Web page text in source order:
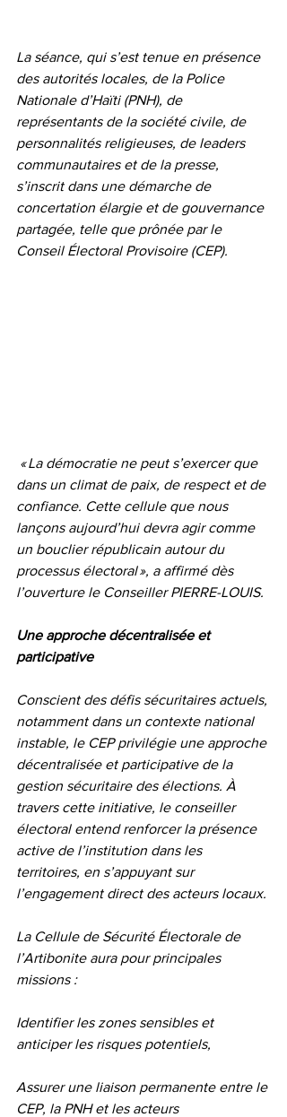
La séance, qui s’est tenue en présence
des autorités locales, de la Police
Nationale d’Haïti (PNH), de
représentants de la société civile, de
personnalités religieuses, de leaders
communautaires et de la presse,
s’inscrit dans une démarche de
concertation élargie et de gouvernance
partagée, telle que prônée par le
Conseil Électoral Provisoire (CEP).
dans un climat de paix, de respect et de
confiance. Cette cellule que nous
lançons aujourd’hui devra agir comme
un bouclier républicain autour du
processus électoral », a affirmé dès
l’ouverture le Conseiller PIERRE-LOUIS.
Une approche décentralisée et
participative
Conscient des défis sécuritaires actuels,
notamment dans un contexte national
instable, le CEP privilégie une approche
décentralisée et participative de la
gestion sécuritaire des élections. À
travers cette initiative, le conseiller
électoral entend renforcer la présence
active de l’institution dans les
territoires, en s’appuyant sur
l’engagement direct des acteurs locaux.
La Cellule de Sécurité Électorale de
l’Artibonite aura pour principales
missions :
Identifier les zones sensibles et
anticiper les risques potentiels,
Assurer une liaison permanente entre le
CEP, la PNH et les acteurs